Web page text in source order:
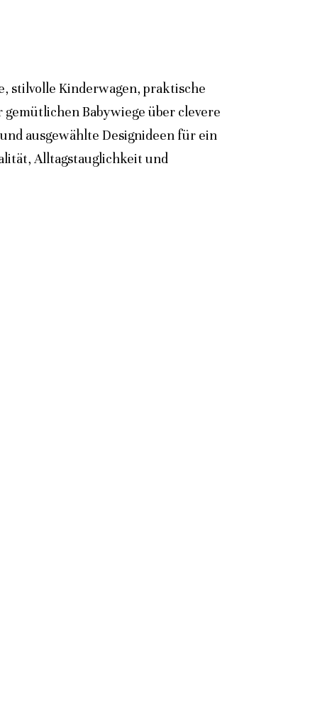
stilvolle Kinderwagen, praktische
Babywiege über clevere
ausgewählte Designideen für ein
Alltagstauglichkeit und